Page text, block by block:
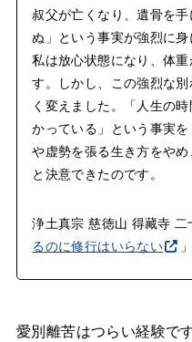
叔父が亡くなり、遺骨を
ぬ」という事実が強烈に
私は放心状態になり、体
す。しかし、この強烈な
く変えました。「人生の
かっている」という事実
や虚勢を張る生き方をや
と決意できたのです。
浄土真宗 慈徳山 得藏寺 二
るのに修行はいらない
愛別離苦はつらい経験で